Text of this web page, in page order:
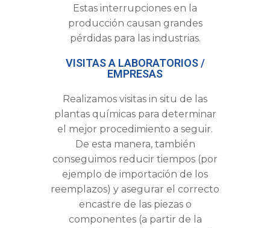
Estas interrupciones en la
producción causan grandes
pérdidas para las industrias.
VISITAS A LABORATORIOS /
EMPRESAS
Realizamos visitas in situ de las
plantas químicas para determinar
el mejor procedimiento a seguir.
De esta manera, también
conseguimos reducir tiempos (por
ejemplo de importación de los
reemplazos) y asegurar el correcto
encastre de las piezas o
componentes (a partir de la